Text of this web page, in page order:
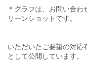
＊グラフは、お問い合
リーンショットです。
いただいたご要望の対応
として公開しています。